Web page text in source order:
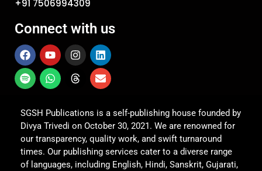
+91 7506994309
Connect with us
SGSH Publications is a self-publishing house founded by
Divya Trivedi on October 30, 2021. We are renowned for
our transparency, quality work, and swift turnaround
times. Our publishing services cater to a diverse range
of languages, including English, Hindi, Sanskrit, Gujarati,